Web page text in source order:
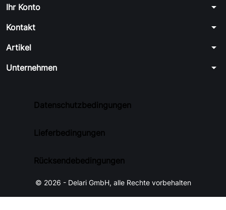
Ihr Konto arrow_drop_down
Kontakt arrow_drop_down
Artikel arrow_drop_down
Unternehmen arrow_drop_down
Datenschutzbedingungen
Lieferbedingungen
Rücksendebedingungen
© 2026 - Delari GmbH, alle Rechte vorbehalten